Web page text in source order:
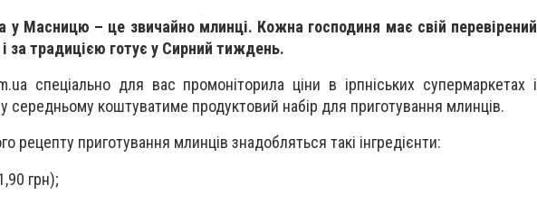
у Масницю – це звичайно млинці. Кожна господиня має свій перевірений
і за традицією готує у Сирний тиждень.
спеціально для вас промоніторила ціни в ірпніських супермаркетах і
у середньому коштуватиме продуктовий набір для приготування млинців.
рецепту приготування млинців знадобляться такі інгредієнти:
грн);